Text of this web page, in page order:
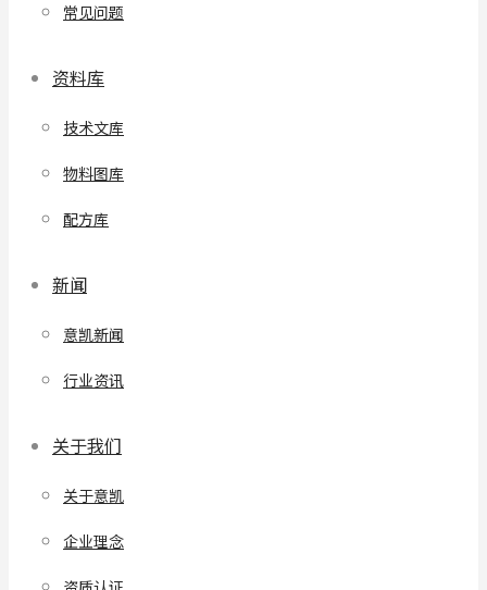
常见问题
资料库
技术文库
物料图库
配方库
新闻
意凯新闻
行业资讯
关于我们
关于意凯
企业理念